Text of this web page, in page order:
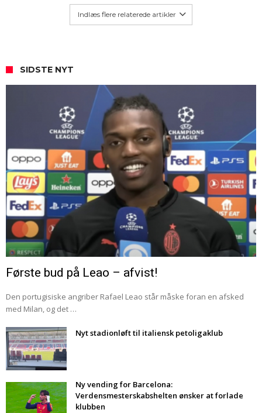
Indlæs flere relaterede artikler
SIDSTE NYT
Første bud på Leao – afvist!
Den portugisiske angriber Rafael Leao står måske foran en afsked
med Milan, og det …
Nyt stadionløft til italiensk petoligaklub
Ny vending for Barcelona:
Verdensmesterskabshelten ønsker at forlade
klubben